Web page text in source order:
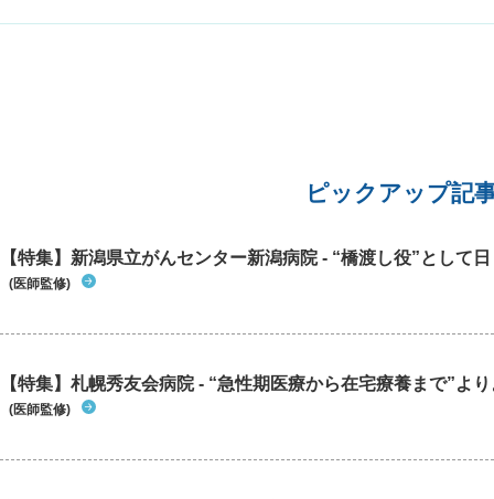
は受け
ピックアップ記
【特集】新潟県立がんセンター新潟病院 - “橋渡し役”として
(医師監修)
【特集】札幌秀友会病院 - “急性期医療から在宅療養まで”よ
(医師監修)